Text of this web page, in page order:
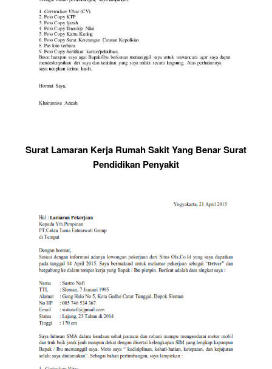
Surat Lamaran Kerja Rumah Sakit Yang Benar Surat
Pendidikan Penyakit